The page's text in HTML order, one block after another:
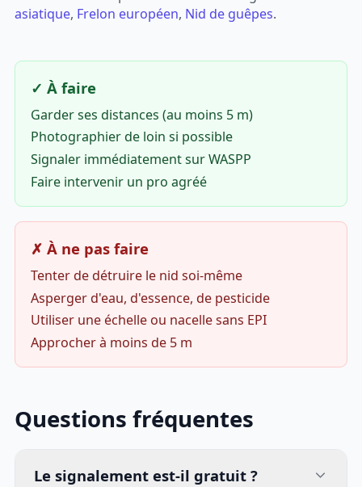
asiatique, Frelon européen, Nid de guêpes.
✓ À faire
Garder ses distances (au moins 5 m)
Photographier de loin si possible
Signaler immédiatement sur WASPP
Faire intervenir un pro agréé
✗ À ne pas faire
Tenter de détruire le nid soi-même
Asperger d'eau, d'essence, de pesticide
Utiliser une échelle ou nacelle sans EPI
Approcher à moins de 5 m
Questions fréquentes
Le signalement est-il gratuit ?